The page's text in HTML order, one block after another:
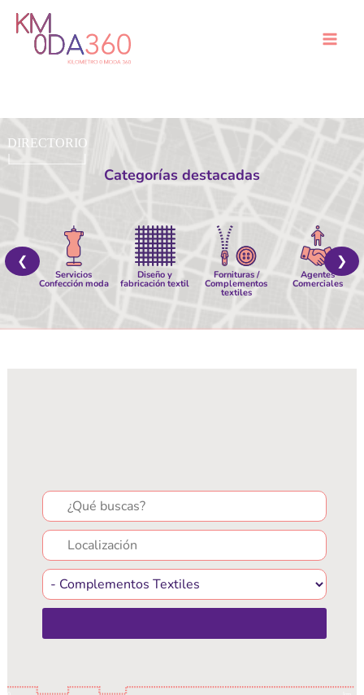
contenido
Categorías destacadas
Servicios
Confección moda
Diseño y
fabricación textil
Fornituras /
Complementos
textiles
Agentes
Comerciales
❮ ❯